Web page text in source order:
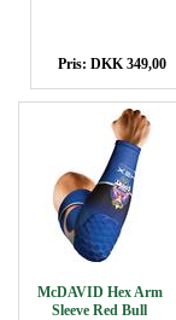
Pris: DKK 349,00
McDAVID Hex Arm
Sleeve Red Bull